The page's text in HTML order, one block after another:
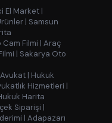
El Market |
| Samsun
Cam Filmi | Araç
| Sakarya Oto
| Hukuk
Hizmetleri |
Harita
Siparişi |
| Adapazarı